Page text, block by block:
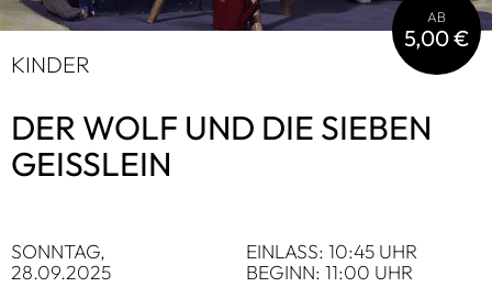
KIN­DER
DER WOLF UND DIE SIE­BEN
GEISS­LEIN
SONN­TAG,
28.09.2025
EIN­LASS: 10:45 UHR
BEGINN: 11:00 UHR
AB
5,00 €